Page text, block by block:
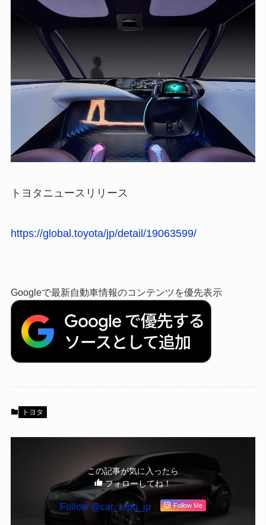
トヨタニュースリリース
https://global.toyota/jp/detail/19063599/
Googleで最新自動車情報のコンテンツを優先表示
トヨタ
この記事が気に入ったら
フォローしてね！
Follow @car_repo_jp Follow Me